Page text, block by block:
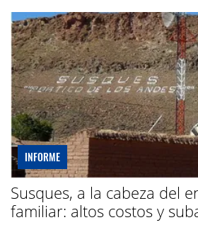
INFORME
Susques, a la cabeza del
familiar: altos costos y